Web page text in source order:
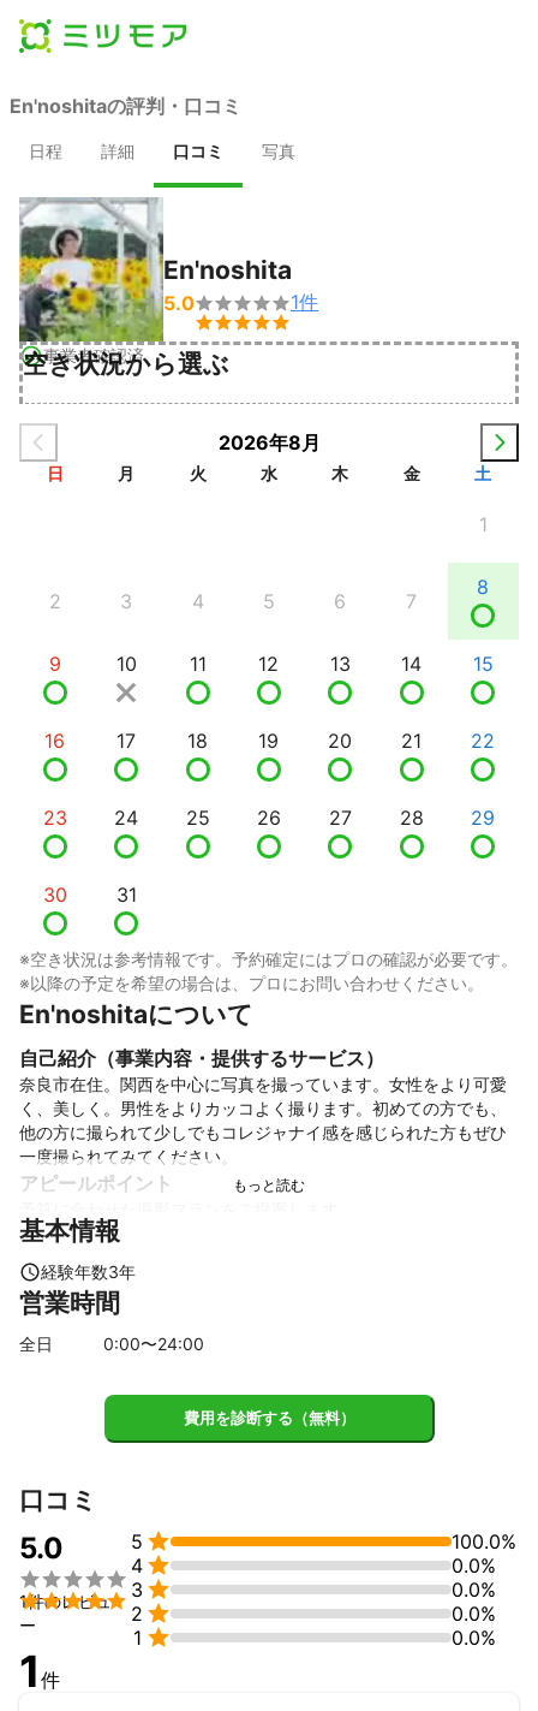
En'noshitaの評判・口コミ
日程 詳細 口コミ 写真
事業者確認済
En'noshita
5.0

1件
空き状況から選ぶ
2026年8月
日 月 火 水 木 金 土
1
2 3 4 5 6 7
8
9 10 11 12 13 14 15
16 17 18 19 20 21 22
23 24 25 26 27 28 29
30 31
※空き状況は参考情報です。予約確定にはプロの確認が必要です。
※以降の予定を希望の場合は、プロにお問い合わせください。
En'noshitaについて
自己紹介（事業内容・提供するサービス）
奈良市在住。関西を中心に写真を撮っています。女性をより可愛
く、美しく。男性をよりカッコよく撮ります。初めての方でも、
他の方に撮られて少しでもコレジャナイ感を感じられた方もぜひ
一度撮られてみてください。
アピールポイント
基本情報
経験年数3年
営業時間
全日 0:00〜24:00
費用を診断する（無料）
口コミ
5.0


1件のレビュ
ー
5 
100.0%
4 
0.0%
3 
0.0%
2 
0.0%
1  0.0%
1 件